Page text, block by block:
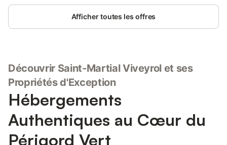
Afficher toutes les offres
Découvrir Saint-Martial Viveyrol et ses
Propriétés d'Exception
Hébergements
Authentiques au Cœur du
Périgord Vert